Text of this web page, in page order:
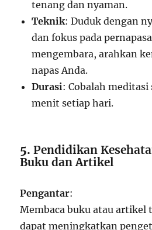
tenang dan nyaman.
Teknik: Duduk dengan
dan fokus pada
mengembara, arahkan
napas Anda.
Durasi: Cobalah meditasi
menit setiap hari.
5.Pendidikan
Buku dan Artikel
Pengantar:
Membaca buku atau artikel
dapat meningkatkan